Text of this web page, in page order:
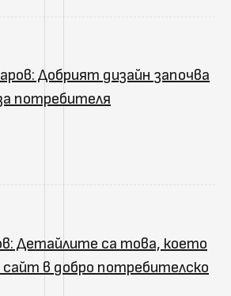
Добрият дизайн започва
потребителя
Детайлите са това, което
в добро потребителско